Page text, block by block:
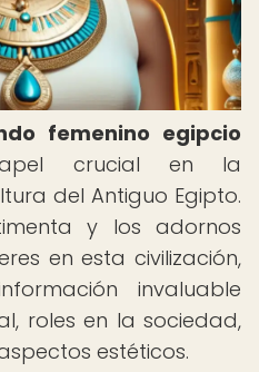
femenino egipcio
crucial en la
del Antiguo Egipto.
y los adornos
en esta civilización,
invaluable
roles en la sociedad,
estéticos.